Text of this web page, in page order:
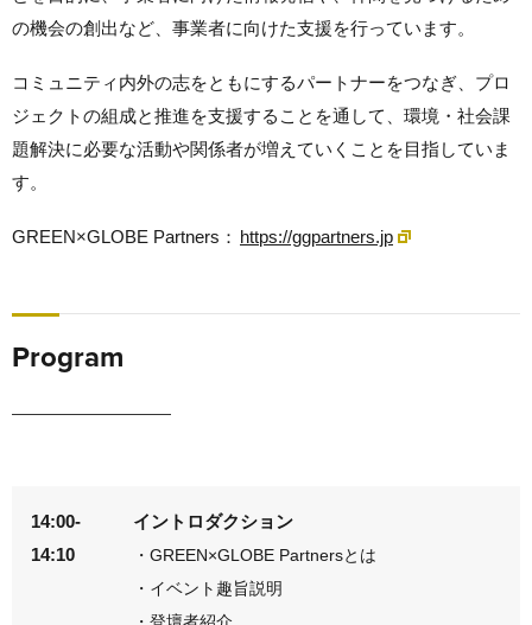
の機会の創出など、事業者に向けた支援を行っています。
コミュニティ内外の志をともにするパートナーをつなぎ、プロ
ジェクトの組成と推進を支援することを通して、環境・社会課
題解決に必要な活動や関係者が増えていくことを目指していま
す。
GREEN×GLOBE Partners： https://ggpartners.jp
Program
14:00-
14:10
イントロダクション
・GREEN×GLOBE Partnersとは
・イベント趣旨説明